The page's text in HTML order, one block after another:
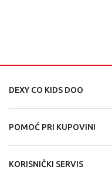
DEXY CO KIDS DOO
POMOĆ PRI KUPOVINI
KORISNIČKI SERVIS